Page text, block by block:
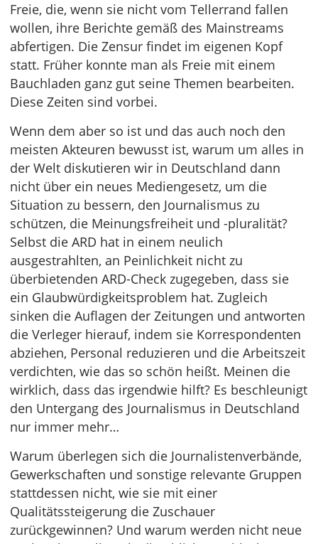
Freie, die, wenn sie nicht vom Tellerrand fallen
wollen, ihre Berichte gemäß des Mainstreams
abfertigen. Die Zensur findet im eigenen Kopf
statt. Früher konnte man als Freie mit einem
Bauchladen ganz gut seine Themen bearbeiten.
Diese Zeiten sind vorbei.
Wenn dem aber so ist und das auch noch den
meisten Akteuren bewusst ist, warum um alles in
der Welt diskutieren wir in Deutschland dann
nicht über ein neues Mediengesetz, um die
Situation zu bessern, den Journalismus zu
schützen, die Meinungsfreiheit und -pluralität?
Selbst die ARD hat in einem neulich
ausgestrahlten, an Peinlichkeit nicht zu
überbietenden ARD-Check zugegeben, dass sie
ein Glaubwürdigkeitsproblem hat. Zugleich
sinken die Auflagen der Zeitungen und antworten
die Verleger hierauf, indem sie Korrespondenten
abziehen, Personal reduzieren und die Arbeitszeit
verdichten, wie das so schön heißt. Meinen die
wirklich, dass das irgendwie hilft? Es beschleunigt
den Untergang des Journalismus in Deutschland
nur immer mehr…
Warum überlegen sich die Journalistenverbände,
Gewerkschaften und sonstige relevante Gruppen
stattdessen nicht, wie sie mit einer
Qualitätssteigerung die Zuschauer
zurückgewinnen? Und warum werden nicht neue